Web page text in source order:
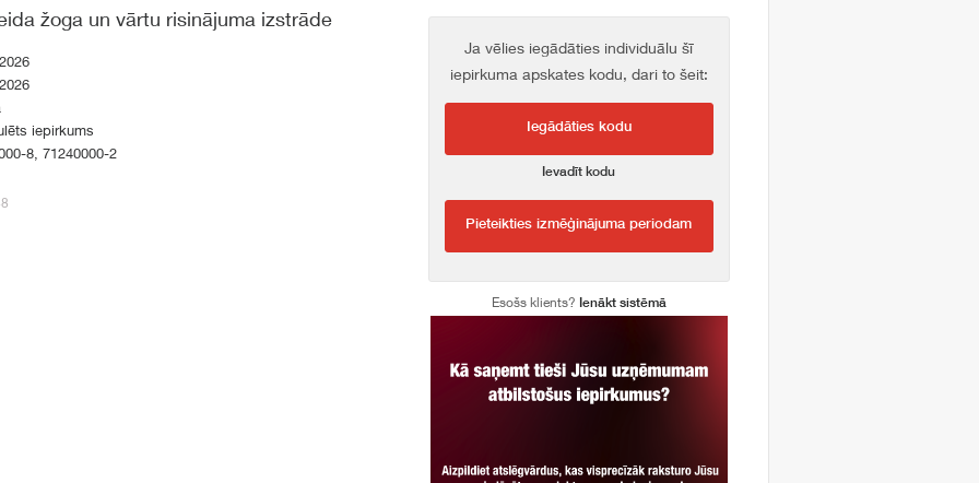
žoga un vārtu risinājuma izstrāde
iepirkums
8, 71240000-2
Ja vēlies iegādāties individuālu šī
iepirkuma apskates kodu, dari to šeit:
Iegādāties kodu
Ievadīt kodu
Pieteikties izmēģinājuma periodam
Esošs klients? Ienākt sistēmā